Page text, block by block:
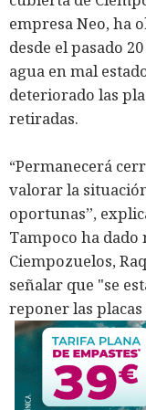
empresa Neo, ha
desde el pasado
agua en mal
deteriorado las
retiradas.
“Permanecerá
valorar la
oportunas”,
Tampoco ha dado
Ciempozuelos,
señalar que "se
reponer las